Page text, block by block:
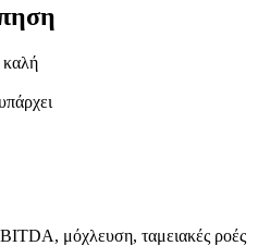
μόχλευση, ταμειακές ροές